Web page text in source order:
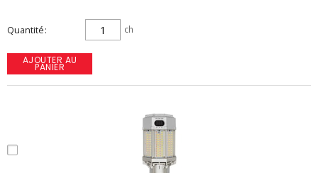
Quantité ch
AJOUTER AU
PANIER